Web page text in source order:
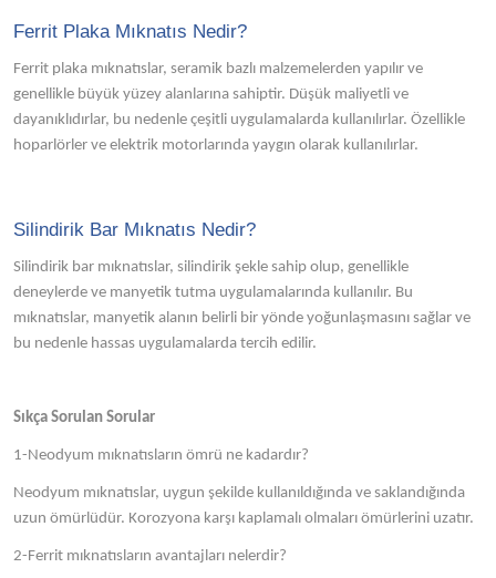
Ferrit Plaka Mıknatıs Nedir?
Ferrit plaka mıknatıslar, seramik bazlı malzemelerden yapılır ve
genellikle büyük yüzey alanlarına sahiptir. Düşük maliyetli ve
dayanıklıdırlar, bu nedenle çeşitli uygulamalarda kullanılırlar. Özellikle
hoparlörler ve elektrik motorlarında yaygın olarak kullanılırlar.
Silindirik Bar Mıknatıs Nedir?
Silindirik bar mıknatıslar, silindirik şekle sahip olup, genellikle
deneylerde ve manyetik tutma uygulamalarında kullanılır. Bu
mıknatıslar, manyetik alanın belirli bir yönde yoğunlaşmasını sağlar ve
bu nedenle hassas uygulamalarda tercih edilir.
Sıkça Sorulan Sorular
1-Neodyum mıknatısların ömrü ne kadardır?
Neodyum mıknatıslar, uygun şekilde kullanıldığında ve saklandığında
uzun ömürlüdür. Korozyona karşı kaplamalı olmaları ömürlerini uzatır.
2-Ferrit mıknatısların avantajları nelerdir?